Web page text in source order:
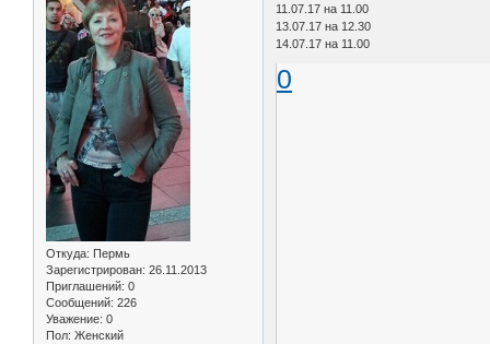
Откуда: Пермь
Зарегистрирован: 26.11.2013
Приглашений: 0
Сообщений: 226
Уважение: 0
Пол: Женский
11.07.17 на 11.00
13.07.17 на 12.30
14.07.17 на 11.00
0